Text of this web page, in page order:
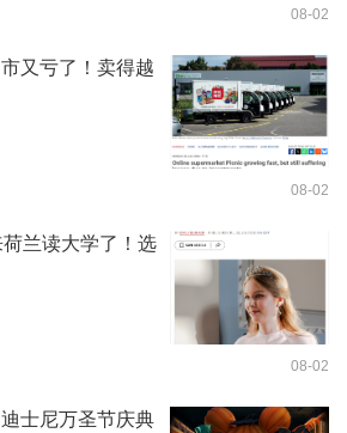
08-02
又亏了！卖得越
08-02
兰读大学了！选
08-02
士尼万圣节庆典